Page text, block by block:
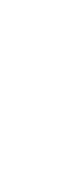
IN
dann mit
zum
sie
Im
sich in
um
Finale